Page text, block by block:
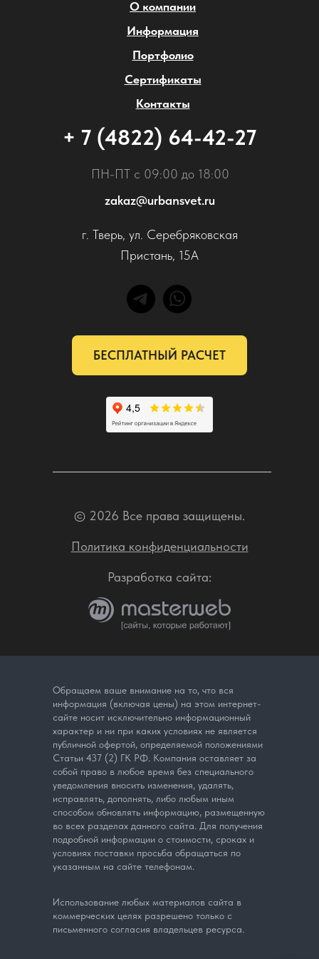
О компании
Информация
Портфолио
Сертификаты
Контакты
ПН-ПТ с 09:00 до 18:00
г. Тверь, ул. Серебряковская
Пристань, 15А
БЕСПЛАТНЫЙ РАСЧЕТ
© 2026 Все права защищены.
Разработка сайта:
Политика конфиденциальности
+ 7 (4822) 64-42-27
zakaz@urbansvet.ru
Обращаем ваше внимание на то, что вся
информация (включая цены) на этом интернет-
сайте носит исключительно информационный
характер и ни при каких условиях не является
публичной офертой, определяемой положениями
Статьи 437 (2) ГК РФ. Компания оставляет за
собой право в любое время без специального
уведомления вносить изменения, удалять,
исправлять, дополнять, либо любым иным
способом обновлять информацию, размещенную
во всех разделах данного сайта. Для получения
подробной информации о стоимости, сроках и
условиях поставки просьба обращаться по
указанным на сайте телефонам.
Использование любых материалов сайта в
коммерческих целях разрешено только с
письменного согласия владельцев ресурса.